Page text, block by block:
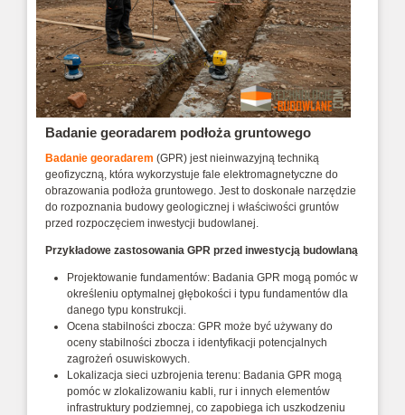
Badanie georadarem podłoża gruntowego
Badanie georadarem (GPR) jest nieinwazyjną techniką
geofizyczną, która wykorzystuje fale elektromagnetyczne do
obrazowania podłoża gruntowego. Jest to doskonałe narzędzie
do rozpoznania budowy geologicznej i właściwości gruntów
przed rozpoczęciem inwestycji budowlanej.
Przykładowe zastosowania GPR przed inwestycją budowlaną
Projektowanie fundamentów: Badania GPR mogą pomóc w
określeniu optymalnej głębokości i typu fundamentów dla
danego typu konstrukcji.
Ocena stabilności zbocza: GPR może być używany do
oceny stabilności zbocza i identyfikacji potencjalnych
zagrożeń osuwiskowych.
Lokalizacja sieci uzbrojenia terenu: Badania GPR mogą
pomóc w zlokalizowaniu kabli, rur i innych elementów
infrastruktury podziemnej, co zapobiega ich uszkodzeniu